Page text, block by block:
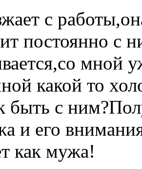
с
постоянно с
мной
какой то
быть с
и его
как мужа!